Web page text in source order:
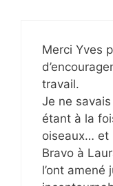
Merci Yves
travail.
Je ne
étant à la
oiseaux… et
Bravo à
l’ont amené